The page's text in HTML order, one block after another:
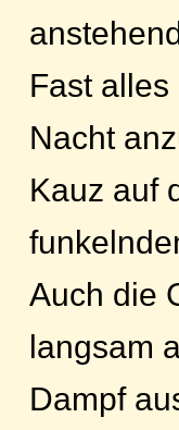
Fast
Nacht
Kauz auf
Auch die
langsam
Dampf